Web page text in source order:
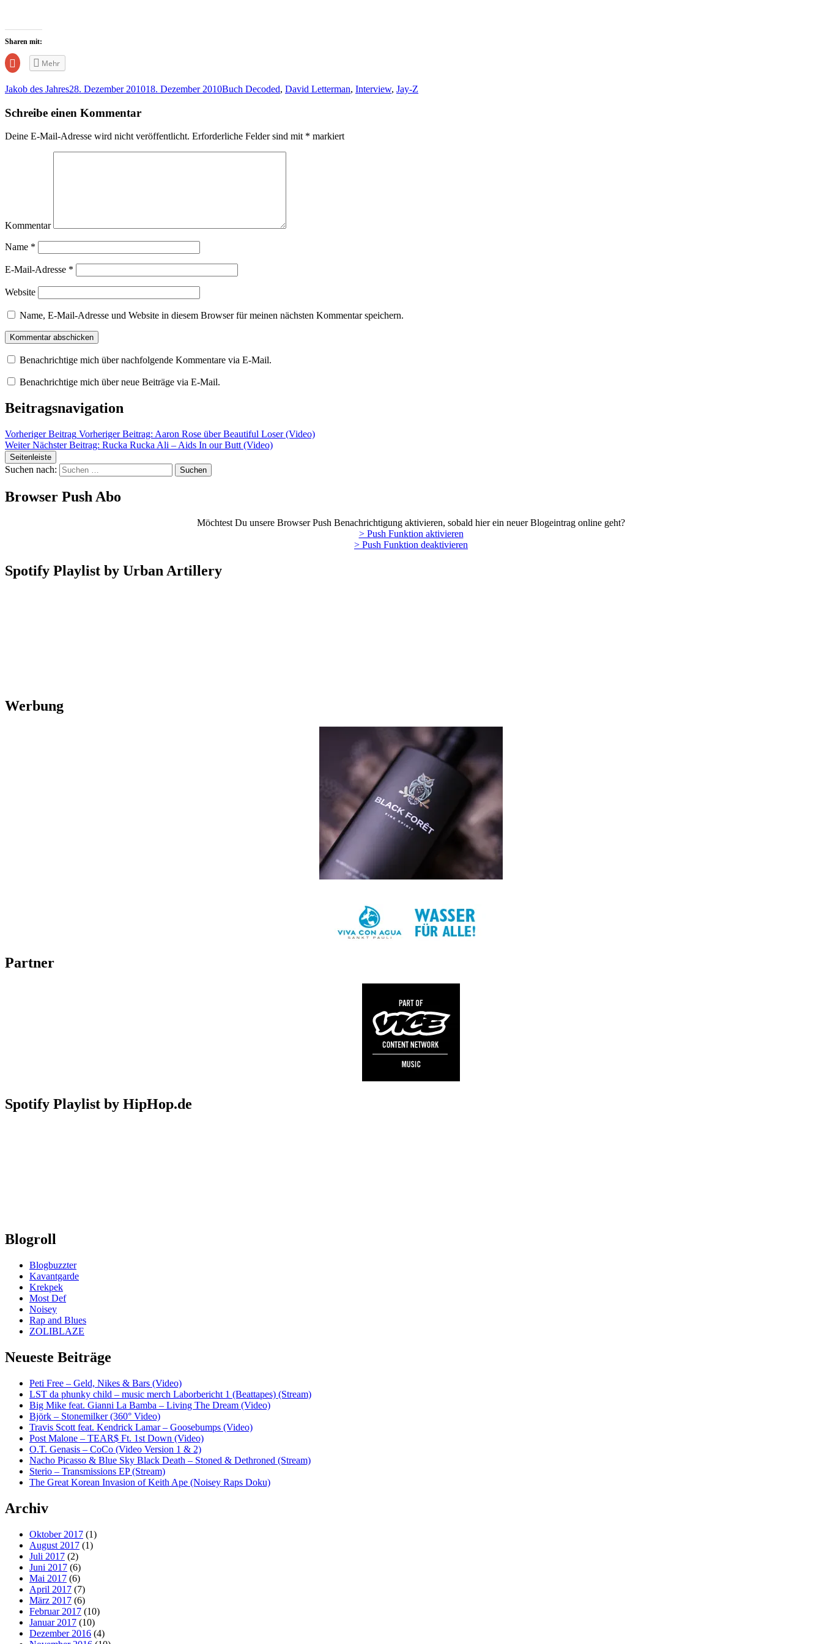
Sharen mit:
Zum
Teilen
anklicken
neuem
Fenster
Mehr
Jakob des Jahres28. Dezember 201018. Dezember 2010Buch Decoded, David Letterman, Interview, Jay-Z
Schreibe einen Kommentar
Deine E-Mail-Adresse wird nicht veröffentlicht. Erforderliche Felder sind mit * markiert
Kommentar
Name *
E-Mail-Adresse *
Website
Name, E-Mail-Adresse und Website in diesem Browser für meinen nächsten Kommentar speichern.
Benachrichtige mich über nachfolgende Kommentare via E-Mail.
Benachrichtige mich über neue Beiträge via E-Mail.
Beitragsnavigation
Vorheriger Beitrag Vorheriger Beitrag: Aaron Rose über Beautiful Loser (Video)
Weiter Nächster Beitrag: Rucka Rucka Ali – Aids In our Butt (Video)
Seitenleiste
Suchen nach:
Browser Push Abo
Möchtest Du unsere Browser Push Benachrichtigung aktivieren, sobald hier ein neuer Blogeintrag online geht?
> Push Funktion aktivieren
> Push Funktion deaktivieren
Spotify Playlist by Urban Artillery
Werbung
Partner
Spotify Playlist by HipHop.de
Blogroll
Blogbuzzter
Kavantgarde
Krekpek
Most Def
Noisey
Rap and Blues
ZOLIBLAZE
Neueste Beiträge
Peti Free – Geld, Nikes & Bars (Video)
LST da phunky child – music merch Laborbericht 1 (Beattapes) (Stream)
Big Mike feat. Gianni La Bamba – Living The Dream (Video)
Björk – Stonemilker (360° Video)
Travis Scott feat. Kendrick Lamar – Goosebumps (Video)
Post Malone – TEAR$ Ft. 1st Down (Video)
O.T. Genasis – CoCo (Video Version 1 & 2)
Nacho Picasso & Blue Sky Black Death – Stoned & Dethroned (Stream)
Sterio – Transmissions EP (Stream)
The Great Korean Invasion of Keith Ape (Noisey Raps Doku)
Archiv
Oktober 2017 (1)
August 2017 (1)
Juli 2017 (2)
Juni 2017 (6)
Mai 2017 (6)
April 2017 (7)
März 2017 (6)
Februar 2017 (10)
Januar 2017 (10)
Dezember 2016 (4)